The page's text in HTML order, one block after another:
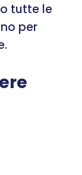
tutte le
per